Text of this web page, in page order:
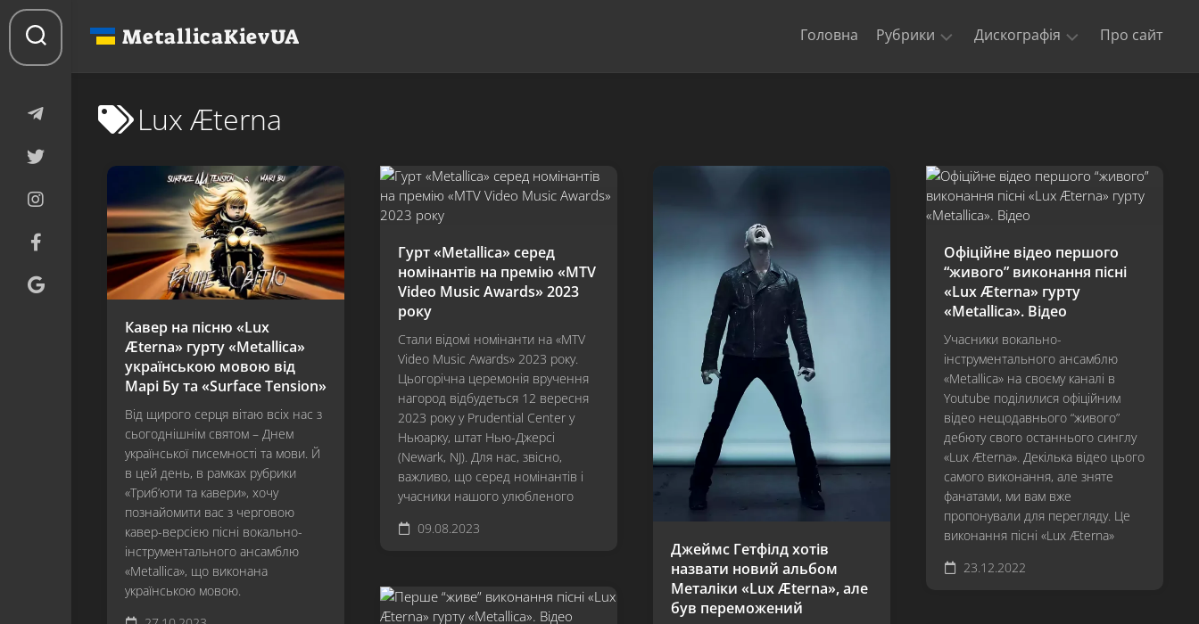
Перейти
до
вмісту
MetallicaKievUA Головна Рубрики
Офіційні
Metallica
Дискографія
The
Lightning
Master
Puppets
The
$5.98
–
Garage
Days
Re-
Revisited
…
And
Justice
For
All
Load
Про сайт
Lux Æterna
Кавер на пісню «Lux
Æterna» гурту «Metallica»
українською мовою від
Марі Бу та «Surface Tension»
Від щирого серця вітаю всіх нас з
сьогоднішнім святом – Днем
української писемності та мови. Й
в цей день, в рамках рубрики
«Триб’юти та кавери», хочу
познайомити вас з черговою
кавер-версією пісні вокально-
інструментального ансамблю
«Metallica», що виконана
українською мовою.
Гурт «Metallica» серед
номінантів на премію «MTV
Video Music Awards» 2023
року
Стали відомі номінанти на «MTV
Video Music Awards» 2023 року.
Цьогорічна церемонія вручення
нагород відбудеться 12 вересня
2023 року у Prudential Center у
Ньюарку, штат Нью-Джерсі
(Newark, NJ). Для нас, звісно,
важливо, що серед номінантів і
учасники нашого улюбленого
09.08.2023
Джеймс Гетфілд хотів
назвати новий альбом
Металіки «Lux Æterna», але
був переможений
Офіційне відео першого
“живого” виконання пісні
«Lux Æterna» гурту
«Metallica». Відео
Учасники вокально-
інструментального ансамблю
«Metallica» на своєму каналі в
Youtube поділилися офіційним
відео нещодавнього “живого”
дебюту свого останнього синглу
«Lux Æterna». Декілька відео цього
самого виконання, але зняте
фанатами, ми вам вже
пропонували для перегляду. Це
виконання пісні «Lux Æterna»
23.12.2022